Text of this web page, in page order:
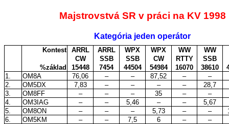
Majstrovstvá SR v práci na KV 1998
Kategória jeden operátor
Kontest ARRL ARRL WPX WPX WW
WW
CW
SSB SSB CW RTTY
SSB
%základ
15448 7454 44504 54984 16070 38610
1.
OM8A 76,06 – – 87,52 –
–
2.
OM5DX 7,83 – – – –
28,7
3.
OM8FF – – – 35 –
–
4.
OM3IAG – – 5,46 – –
5,67
5.
OM8ON – – – 5,73 – –
6.
OM5KM – – 7,5 6 –
–